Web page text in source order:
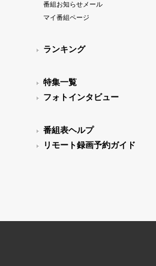
番組お知らせメール
マイ番組ページ
ランキング
特集一覧
フォトインタビュー
番組表ヘルプ
リモート録画予約ガイド